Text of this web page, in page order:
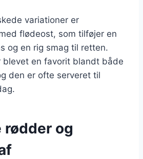
variationer er
flødeost, som tilføjer en
og en rig smag til retten.
blevet en favorit blandt både
den er ofte serveret til
og